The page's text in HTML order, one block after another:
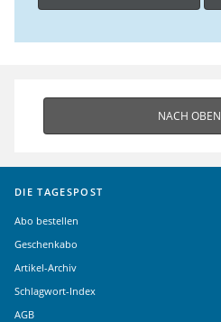
NACH OBEN
DIE TAGESPOST
Abo bestellen
Geschenkabo
Artikel-Archiv
Schlagwort-Index
AGB